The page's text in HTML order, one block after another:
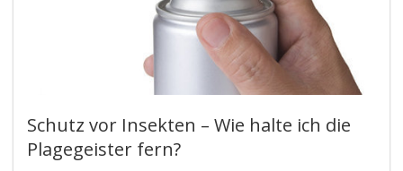
Schutz vor Insekten – Wie halte ich die
Plagegeister fern?